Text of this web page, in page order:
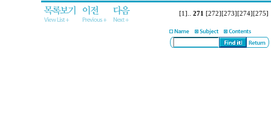
[1] 271 [272] [273] [274] [275]